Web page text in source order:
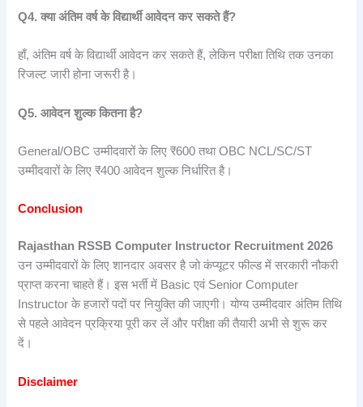
Q4.क्याअंतिमवर्षकेविद्यार्थीआवेदनकरसकतेहैं?
हाँ, अंतिम वर्ष के विद्यार्थी आवेदन कर सकते हैं, लेकिन परीक्षा तिथि तक उनका
रिजल्ट जारी होना जरूरी है।
Q5.आवेदनशुल्ककितनाहै?
General/OBC उम्मीदवारों के लिए ₹600 तथा OBC NCL/SC/ST
उम्मीदवारों के लिए ₹400 आवेदन शुल्क निर्धारित है।
Conclusion
Rajasthan RSSB Computer Instructor Recruitment 2026
उन उम्मीदवारों के लिए शानदार अवसर है जो कंप्यूटर फील्ड में सरकारी नौकरी
प्राप्त करना चाहते हैं। इस भर्ती में Basic एवं Senior Computer
Instructor के हजारों पदों पर नियुक्ति की जाएगी। योग्य उम्मीदवार अंतिम तिथि
से पहले आवेदन प्रक्रिया पूरी कर लें और परीक्षा की तैयारी अभी से शुरू कर
दें।
Disclaimer